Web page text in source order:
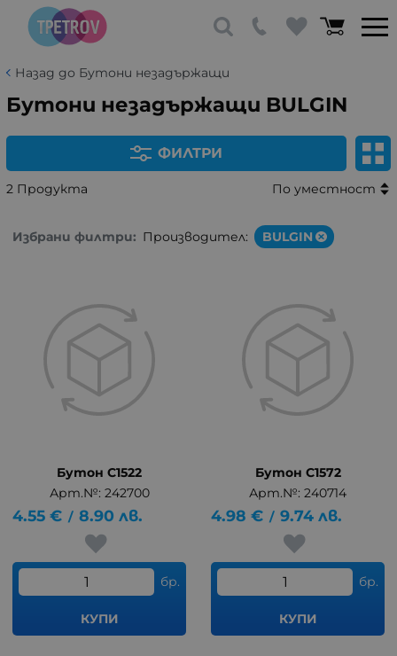
Назад до Бутони незадържащи
Бутони незадържащи BULGIN
ФИЛТРИ
2 Продукта По уместност
Избрани филтри: Производител: BULGIN
Бутон C1522
Арт.№: 242700
4.55 € / 8.90 лв.
бр.
КУПИ
Бутон C1572
Арт.№: 240714
4.98 € / 9.74 лв.
бр.
КУПИ